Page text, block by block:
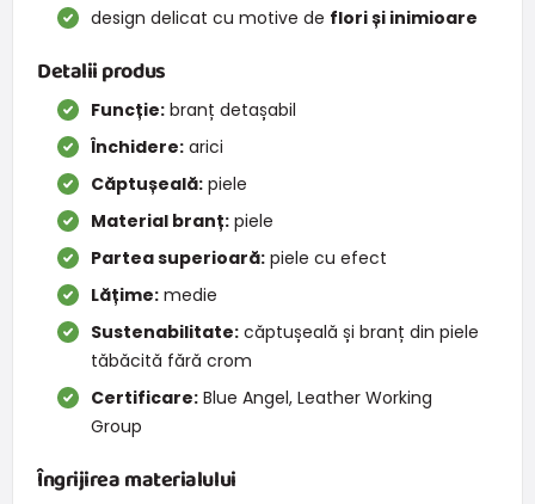
design delicat cu motive de flori și inimioare
Detalii produs
Funcție: branț detașabil
Închidere: arici
Căptușeală: piele
Material branț: piele
Partea superioară: piele cu efect
Lățime: medie
Sustenabilitate: căptușeală și branț din piele
tăbăcită fără crom
Certificare: Blue Angel, Leather Working
Group
Îngrijirea materialului